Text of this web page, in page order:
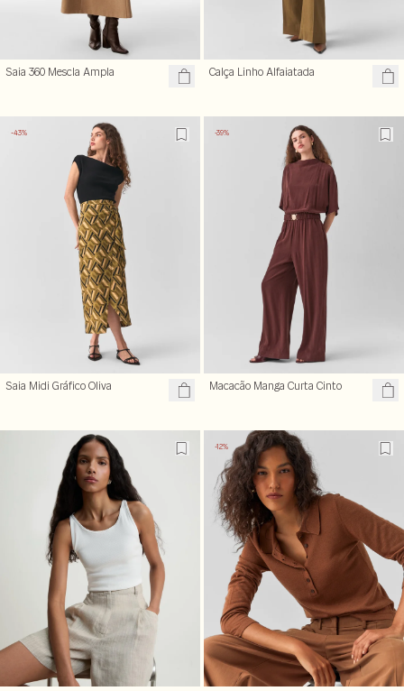
Saia 360 Mescla Ampla Calça Linho Alfaiatada
-43%
Saia Midi Gráfico Oliva
-39%
Macacão Manga Curta Cinto
-12%